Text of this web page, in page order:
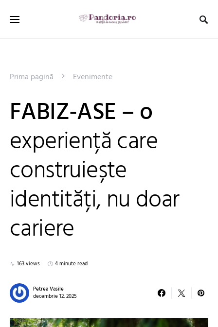
Prima pagină Evenimente
FABIZ-ASE – o
experiență care
construiește
identități, nu doar
cariere
163 views 4 minute read
Petrea Vasile
decembrie 12, 2025